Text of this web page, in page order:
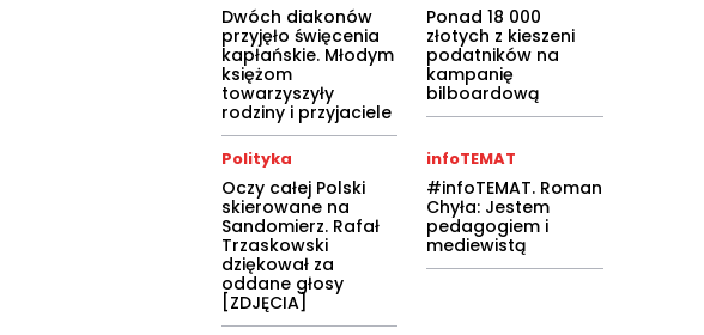
Dwóch diakonów
przyjęło święcenia
kapłańskie. Młodym
księżom
towarzyszyły
rodziny i przyjaciele
Ponad 18 000
złotych z kieszeni
podatników na
kampanię
bilboardową
Polityka
Oczy całej Polski
skierowane na
Sandomierz. Rafał
Trzaskowski
dziękował za
oddane głosy
[ZDJĘCIA]
infoTEMAT
#infoTEMAT. Roman
Chyła: Jestem
pedagogiem i
mediewistą